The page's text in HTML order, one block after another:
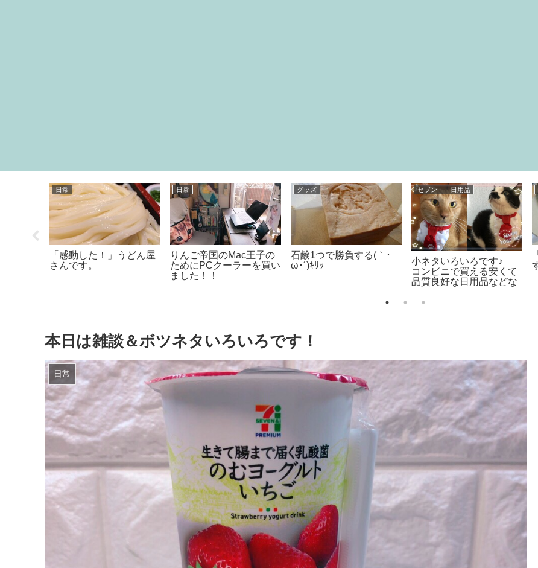
食べ物
チーズの包容力とカップ
麺
グッズ
【レビュー】ダイソーの
炭酸洗顔フォーム（300
円）がコスパがよくて洗
本
永遠に楽しめる絵本
日常
大好きなトマトつけ麺を
食べつつ・・
本日は雑談＆ボツネタいろいろです！
日常